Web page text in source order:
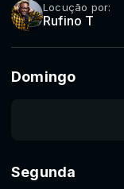
Locução por:
Rufino T
Domingo
Segunda